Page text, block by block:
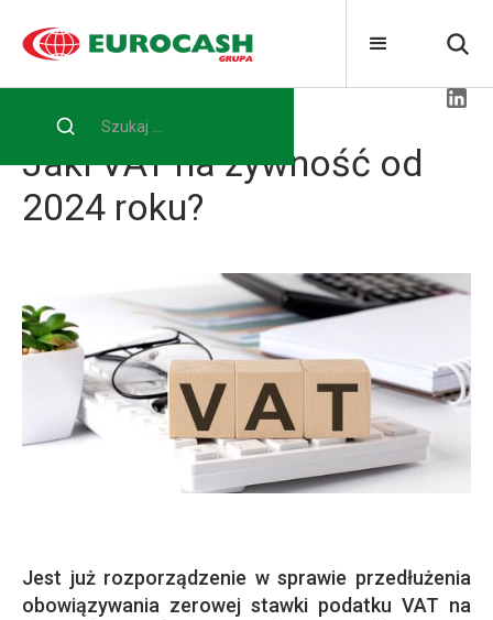
Jaki VAT na żywność od
2024 roku?
Jest już rozporządzenie w sprawie przedłużenia
obowiązywania zerowej stawki podatku VAT na